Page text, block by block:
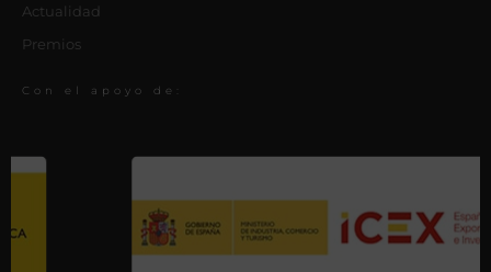
Actualidad
Premios
Con el apoyo de: